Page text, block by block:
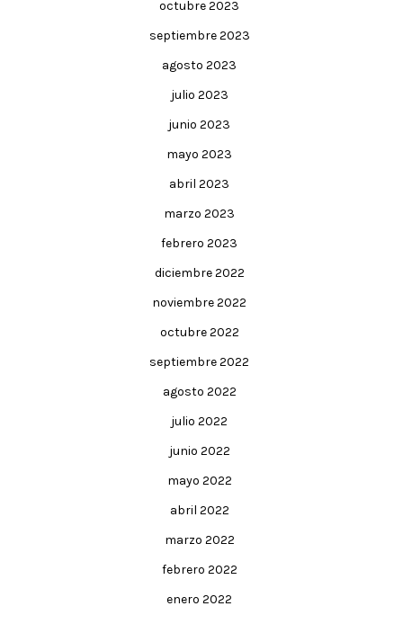
octubre 2023
septiembre 2023
agosto 2023
julio 2023
junio 2023
mayo 2023
abril 2023
marzo 2023
febrero 2023
diciembre 2022
noviembre 2022
octubre 2022
septiembre 2022
agosto 2022
julio 2022
junio 2022
mayo 2022
abril 2022
marzo 2022
febrero 2022
enero 2022